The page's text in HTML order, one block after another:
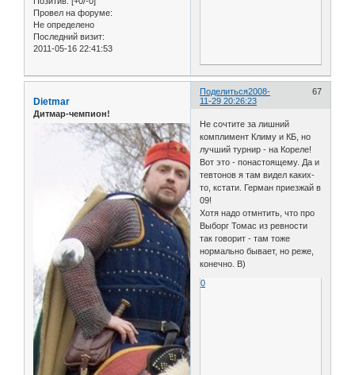
Провел на форуме:
Не определено
Последний визит:
2011-05-16 22:41:53
Поделиться 67
2008-
11-29 20:26:23
Dietmar
Дитмар-чемпион!
Не сочтите за лишний
комплимент Климу и КБ, но
лучший турнир - на Кореле!
Вот это - понастоящему. Да и
тевтонов я там видел каких-
то, кстати. Герман приезжай в
09!
Хотя надо отмнтить, что про
Выборг Томас из ревности
так говорит - там тоже
нормально бывает, но реже,
конечно. B)
0